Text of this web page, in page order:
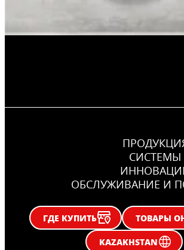
CИСТЕМЫ
ОБСЛУЖИВАНИЕ И
ГДЕ КУПИТЬ
ТОВАРЫ
KAZAKHSTAN